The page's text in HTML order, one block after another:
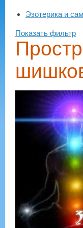
Эзотерика и
Показать фильтр